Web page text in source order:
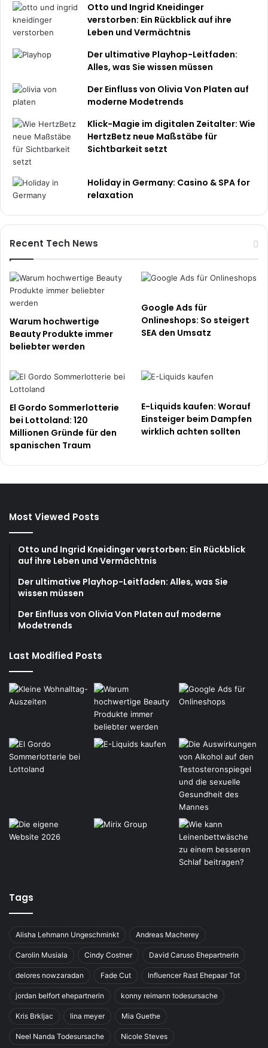
Otto und Ingrid Kneidinger
verstorben: Ein Rückblick auf ihre
Leben und Vermächtnis
Der ultimative Playhop-Leitfaden:
Alles, was Sie wissen müssen
Der Einfluss von Olivia Von Platen auf
moderne Modetrends
Klick-Magie im digitalen Zeitalter: Wie
HertzBetz neue Maßstäbe für
Sichtbarkeit setzt
Holiday in Germany: Casino & SPA for
relaxation
Recent Tech News
Warum hochwertige
Beauty Produkte immer
beliebter werden
Google Ads für
Onlineshops: So steigert
SEA den Umsatz
El Gordo Sommerlotterie
bei Lottoland: 120
Millionen Gründe für den
spanischen Traum
E-Liquids kaufen: Worauf
Einsteiger beim Dampfen
wirklich achten sollten
Most Viewed Posts
Otto und Ingrid Kneidinger verstorben: Ein Rückblick
auf ihre Leben und Vermächtnis
Der ultimative Playhop-Leitfaden: Alles, was Sie
wissen müssen
Der Einfluss von Olivia Von Platen auf moderne
Modetrends
Last Modified Posts
Tags
Alisha Lehmann Ungeschminkt Andreas Macherey
Carolin Musiala Cindy Costner David Caruso Ehepartnerin
delores nowzaradan Fade Cut Influencer Rast Ehepaar Tot
jordan belfort ehepartnerin konny reimann todesursache
Kris Brkljac lina meyer Mia Guethe
Neel Nanda Todesursache Nicole Steves